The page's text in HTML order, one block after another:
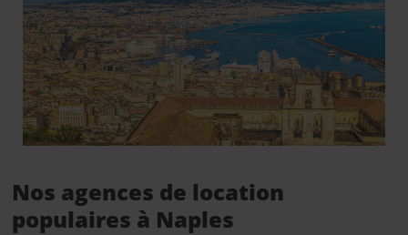
Nos agences de location
populaires à Naples